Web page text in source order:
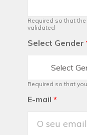
Required so that
validated
Select Gender
Select
Required so that
E-mail *